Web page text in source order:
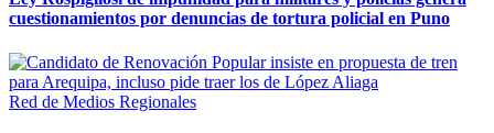
cuestionamientos por denuncias de tortura policial en Puno
Red de Medios Regionales